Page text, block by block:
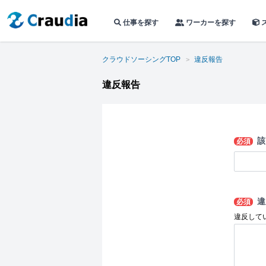
仕事を探す ワーカーを探す
クラウドソーシングTOP 違反報告
違反報告
必須
必須
違反して